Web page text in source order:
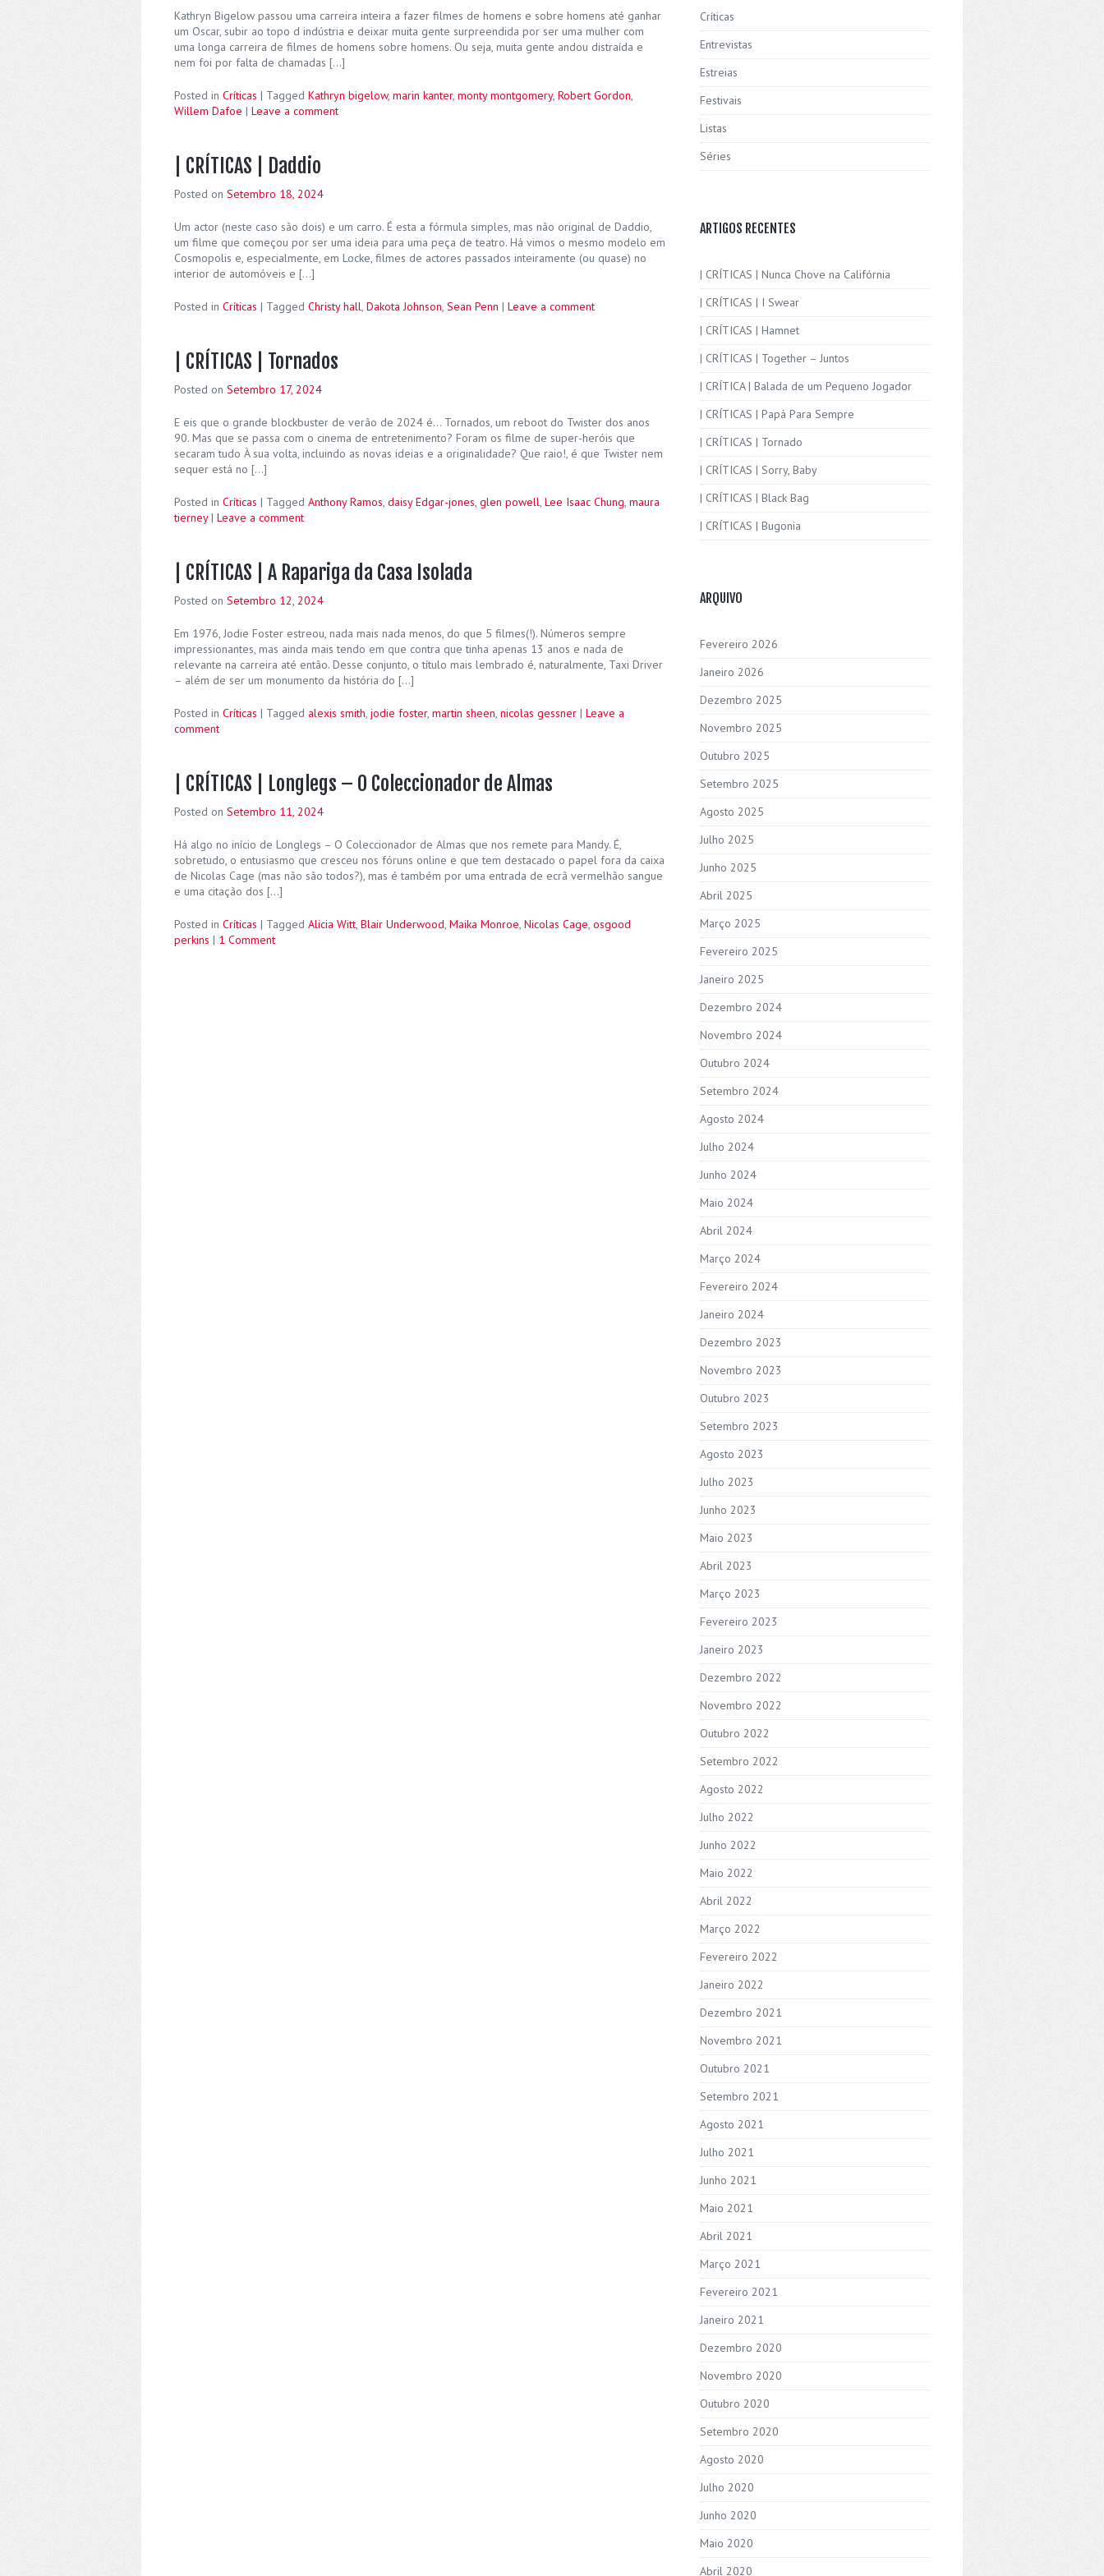
Kathryn Bigelow passou uma carreira inteira a fazer filmes de homens e sobre homens até ganhar
um Oscar, subir ao topo d indústria e deixar muita gente surpreendida por ser uma mulher com
uma longa carreira de filmes de homens sobre homens. Ou seja, muita gente andou distraída e
nem foi por falta de chamadas […]
Posted in Críticas | Tagged Kathryn bigelow, marin kanter, monty montgomery, Robert Gordon,
Willem Dafoe | Leave a comment
| CRÍTICAS | Daddio
Posted on Setembro 18, 2024
Um actor (neste caso são dois) e um carro. É esta a fórmula simples, mas não original de Daddio,
um filme que começou por ser uma ideia para uma peça de teatro. Há vimos o mesmo modelo em
Cosmopolis e, especialmente, em Locke, filmes de actores passados inteiramente (ou quase) no
interior de automóveis e […]
Posted in Críticas | Tagged Christy hall, Dakota Johnson, Sean Penn | Leave a comment
| CRÍTICAS | Tornados
Posted on Setembro 17, 2024
E eis que o grande blockbuster de verão de 2024 é… Tornados, um reboot do Twister dos anos
90. Mas que se passa com o cinema de entretenimento? Foram os filme de super-heróis que
secaram tudo À sua volta, incluindo as novas ideias e a originalidade? Que raio!, é que Twister nem
sequer está no […]
Posted in Críticas | Tagged Anthony Ramos, daisy Edgar-jones, glen powell, Lee Isaac Chung, maura
tierney | Leave a comment
| CRÍTICAS | A Rapariga da Casa Isolada
Posted on Setembro 12, 2024
Em 1976, Jodie Foster estreou, nada mais nada menos, do que 5 filmes(!). Números sempre
impressionantes, mas ainda mais tendo em que contra que tinha apenas 13 anos e nada de
relevante na carreira até então. Desse conjunto, o título mais lembrado é, naturalmente, Taxi Driver
– além de ser um monumento da história do […]
Posted in Críticas | Tagged alexis smith, jodie foster, martin sheen, nicolas gessner | Leave a
comment
| CRÍTICAS | Longlegs – O Coleccionador de Almas
Posted on Setembro 11, 2024
Há algo no início de Longlegs – O Coleccionador de Almas que nos remete para Mandy. É,
sobretudo, o entusiasmo que cresceu nos fóruns online e que tem destacado o papel fora da caixa
de Nicolas Cage (mas não são todos?), mas é também por uma entrada de ecrã vermelhão sangue
e uma citação dos […]
Posted in Críticas | Tagged Alicia Witt, Blair Underwood, Maika Monroe, Nicolas Cage, osgood
perkins | 1 Comment
Críticas
Entrevistas
Estreias
Festivais
Listas
Séries
ARTIGOS RECENTES
| CRÍTICAS | Nunca Chove na Califórnia
| CRÍTICAS | I Swear
| CRÍTICAS | Hamnet
| CRÍTICAS | Together – Juntos
| CRÍTICA | Balada de um Pequeno Jogador
| CRÍTICAS | Papá Para Sempre
| CRÍTICAS | Tornado
| CRÍTICAS | Sorry, Baby
| CRÍTICAS | Black Bag
| CRÍTICAS | Bugonia
ARQUIVO
Fevereiro 2026
Janeiro 2026
Dezembro 2025
Novembro 2025
Outubro 2025
Setembro 2025
Agosto 2025
Julho 2025
Junho 2025
Abril 2025
Março 2025
Fevereiro 2025
Janeiro 2025
Dezembro 2024
Novembro 2024
Outubro 2024
Setembro 2024
Agosto 2024
Julho 2024
Junho 2024
Maio 2024
Abril 2024
Março 2024
Fevereiro 2024
Janeiro 2024
Dezembro 2023
Novembro 2023
Outubro 2023
Setembro 2023
Agosto 2023
Julho 2023
Junho 2023
Maio 2023
Abril 2023
Março 2023
Fevereiro 2023
Janeiro 2023
Dezembro 2022
Novembro 2022
Outubro 2022
Setembro 2022
Agosto 2022
Julho 2022
Junho 2022
Maio 2022
Abril 2022
Março 2022
Fevereiro 2022
Janeiro 2022
Dezembro 2021
Novembro 2021
Outubro 2021
Setembro 2021
Agosto 2021
Julho 2021
Junho 2021
Maio 2021
Abril 2021
Março 2021
Fevereiro 2021
Janeiro 2021
Dezembro 2020
Novembro 2020
Outubro 2020
Setembro 2020
Agosto 2020
Julho 2020
Junho 2020
Maio 2020
Abril 2020